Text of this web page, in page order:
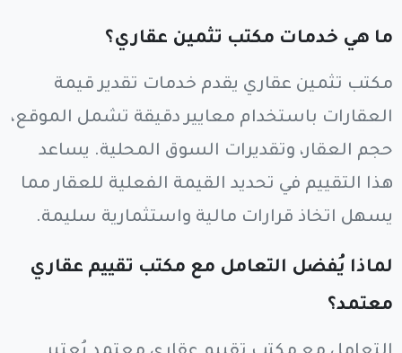
ما هي خدمات مكتب تثمين عقاري؟
مكتب تثمين عقاري يقدم خدمات تقدير قيمة
العقارات باستخدام معايير دقيقة تشمل الموقع،
حجم العقار، وتقديرات السوق المحلية. يساعد
هذا التقييم في تحديد القيمة الفعلية للعقار مما
يسهل اتخاذ قرارات مالية واستثمارية سليمة.
لماذا يُفضل التعامل مع مكتب تقييم عقاري
معتمد؟